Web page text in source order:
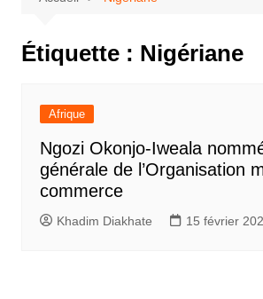
Étiquette : Nigériane
Afrique
Ngozi Okonjo-Iweala
générale de l’Organisation
commerce
Khadim Diakhate 15 février